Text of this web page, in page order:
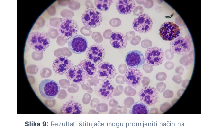
Slika 9: Rezultati štitnjače mogu promijeniti način na
हिन्दी
Bahasa Indonesia
Հայերեն
Íslenska
Српски језик
Svenska
Azərbaycan dili
Eesti